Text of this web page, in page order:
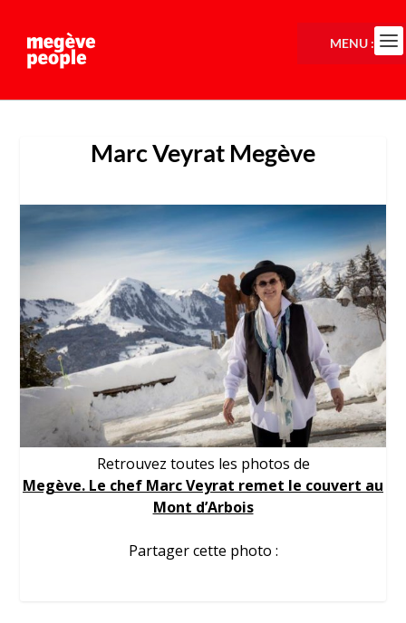
Marc Veyrat Megève
Retrouvez toutes les photos de
Megève. Le chef Marc Veyrat remet le couvert au
Mont d’Arbois
Partager cette photo :
MENU :